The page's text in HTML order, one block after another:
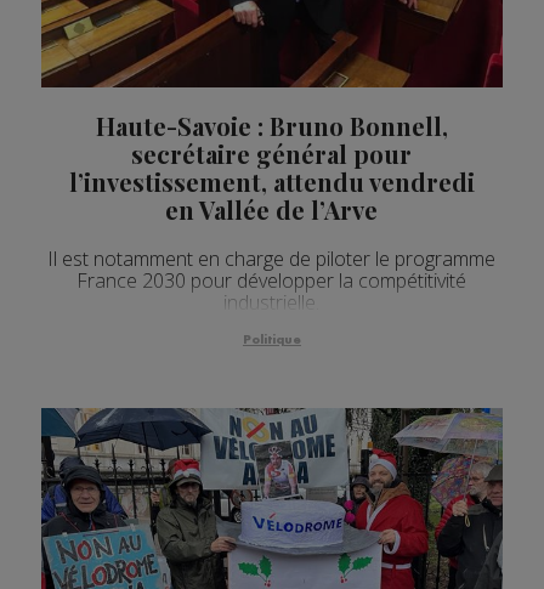
Haute-Savoie : Bruno Bonnell,
secrétaire général pour
l’investissement, attendu vendredi
en Vallée de l’Arve
Il est notamment en charge de piloter le programme
France 2030 pour développer la compétitivité
industrielle.
Politique